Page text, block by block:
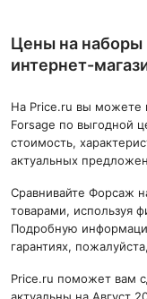
Цены на наборы
интернет-
На Price.ru вы можете
Forsage по выгодной
стоимость,
актуальных
Сравнивайте Форсаж
товарами, используя
Подробную
гарантиях,
Price.ru поможет вам